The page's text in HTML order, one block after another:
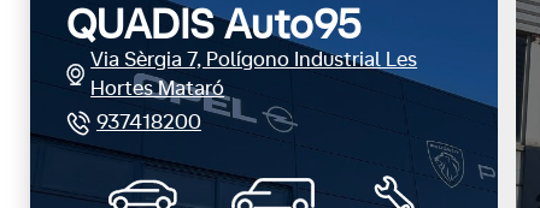
QUADIS Auto95
Via Sèrgia 7, Polígono Industrial Les
Hortes Mataró
937418200